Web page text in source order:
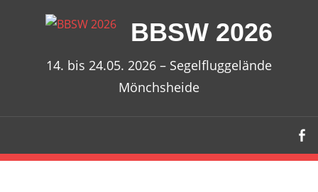
BBSW 2026
14. bis 24.05. 2026 – Segelfluggelände
Mönchsheide